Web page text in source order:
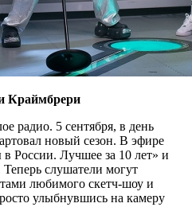
Краймбрери
радио. 5 сентября, в день
новый сезон. В эфире
России. Лучшее за 10 лет» и
слушатели могут
любимого скетч-шоу и
улыбнувшись на камеру